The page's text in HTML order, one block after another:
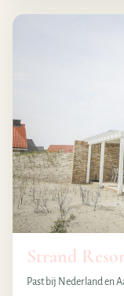
Strand
Past bij Nederland en